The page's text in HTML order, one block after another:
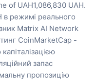
of UAH1,086,830 UAH.
режимі реального
Matrix AI Network
CoinMarketCap -
запас
пропозицію